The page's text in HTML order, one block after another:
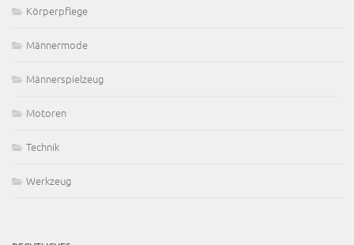
Körperpflege
Männermode
Männerspielzeug
Motoren
Technik
Werkzeug